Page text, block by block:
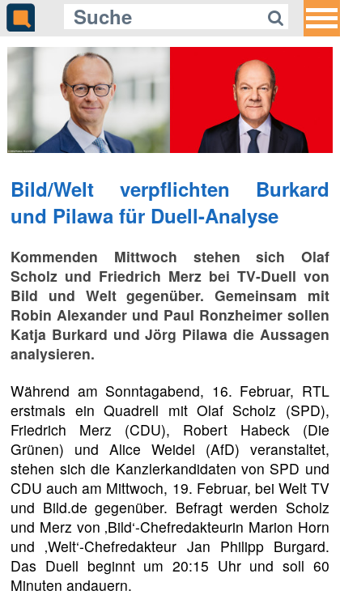
Bild/Welt verpflichten Burkard
und Pilawa für Duell-Analyse
Kommenden Mittwoch stehen sich Olaf
Scholz und Friedrich Merz bei TV-Duell von
Bild und Welt gegenüber. Gemeinsam mit
Robin Alexander und Paul Ronzheimer sollen
Katja Burkard und Jörg Pilawa die Aussagen
analysieren.
Während am Sonntagabend, 16. Februar, RTL
erstmals ein Quadrell mit Olaf Scholz (SPD),
Friedrich Merz (CDU), Robert Habeck (Die
Grünen) und Alice Weidel (AfD) veranstaltet,
stehen sich die Kanzlerkandidaten von SPD und
CDU auch am Mittwoch, 19. Februar, bei Welt TV
und Bild.de gegenüber. Befragt werden Scholz
und Merz von ‚Bild‘-Chefredakteurin Marion Horn
und ‚Welt‘-Chefredakteur Jan Philipp Burgard.
Das Duell beginnt um 20:15 Uhr und soll 60
Minuten andauern.